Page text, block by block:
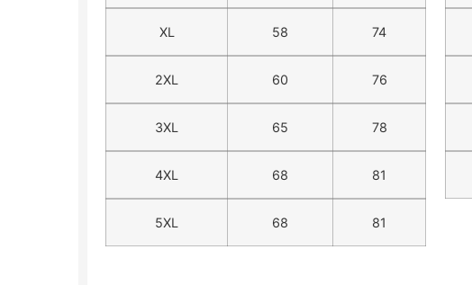
XL 58 74
2XL 60 76
3XL 65 78
4XL 68 81
5XL 68 81